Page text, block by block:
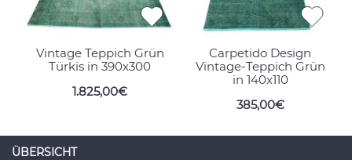
Vintage Teppich Grün
Türkis in 390x300
1.825,00€
Carpetido Design
Vintage-Teppich Grün
in 140x110
385,00€
ÜBERSICHT